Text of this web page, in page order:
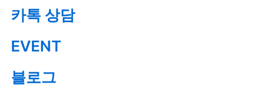
카톡 상담
EVENT
블로그